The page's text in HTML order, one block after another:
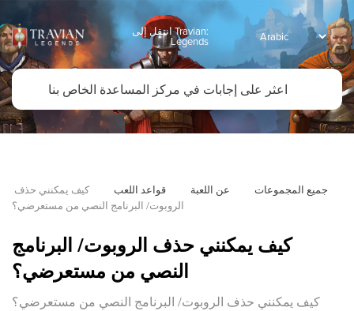
انتقل إلى Travian:
Legends
جميع المجموعات عن اللعبة قواعد اللعب
كيف يمكنني حذف
الروبوت/ البرنامج النصي من مستعرضي؟
كيف يمكنني حذف الروبوت/ البرنامج
النصي من مستعرضي؟
كيف يمكنني حذف الروبوت/ البرنامج النصي من مستعرضي؟